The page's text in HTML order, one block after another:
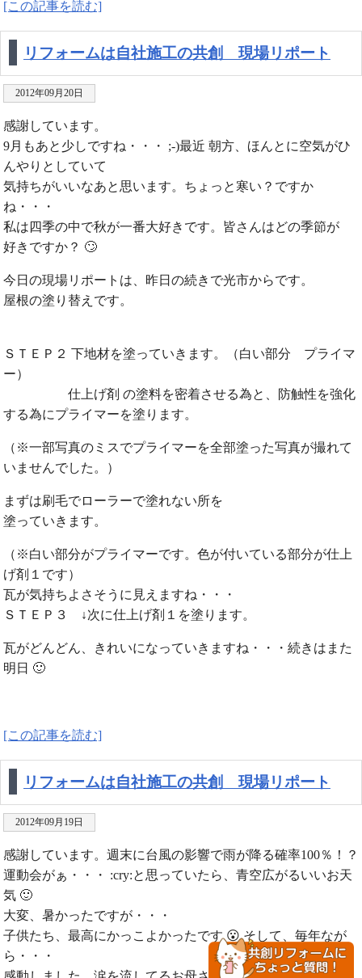
[この記事を読む]
リフォームは自社施工の共創 現場リポート
2012年09月20日
感謝しています。
9月もあと少しですね・・・ ;-)最近 朝方、ほんとに空気がひ
んやりとしていて
気持ちがいいなあと思います。ちょっと寒い？ですか
ね・・・
私は四季の中で秋が一番大好きです。皆さんはどの季節が
好きですか？ 🙄
今日の現場リポートは、昨日の続きで光市からです。
屋根の塗り替えです。
ＳＴＥＰ２ 下地材を塗っていきます。（白い部分 プライマ
ー）
仕上げ剤 の塗料を密着させる為と、防触性を強化
する為にプライマーを塗ります。
（※一部写真のミスでプライマーを全部塗った写真が撮れて
いませんでした。）
まずは刷毛でローラーで塗れない所を
塗っていきます。
（※白い部分がプライマーです。色が付いている部分が仕上
げ剤１です）
瓦が気持ちよさそうに見えますね・・・
ＳＴＥＰ３ ↓次に仕上げ剤１を塗ります。
瓦がどんどん、きれいになっていきますね・・・続きはまた
明日 🙂
[この記事を読む]
リフォームは自社施工の共創 現場リポート
2012年09月19日
感謝しています。週末に台風の影響で雨が降る確率100％！？
運動会がぁ・・・ :cry:と思っていたら、青空広がるいいお天
気 🙂
大変、暑かったですが・・・
子供たち、最高にかっこよかったです 😮 そして、毎年なが
ら・・・